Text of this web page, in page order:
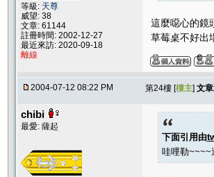
等級: 天尊
威望: 38
文章: 61144
註冊時間: 2002-12-27
最近來訪: 2020-09-18
離線
這麼噁心的鏡
草莓桌不好出
2004-07-12 08:22 PM 第24樓 [樓主] 文
chibi
最愛: 薩起
下面引用由
哇哩勒~~~~